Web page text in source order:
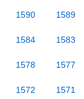
1590 1589
1584 1583
1578 1577
1572 1571